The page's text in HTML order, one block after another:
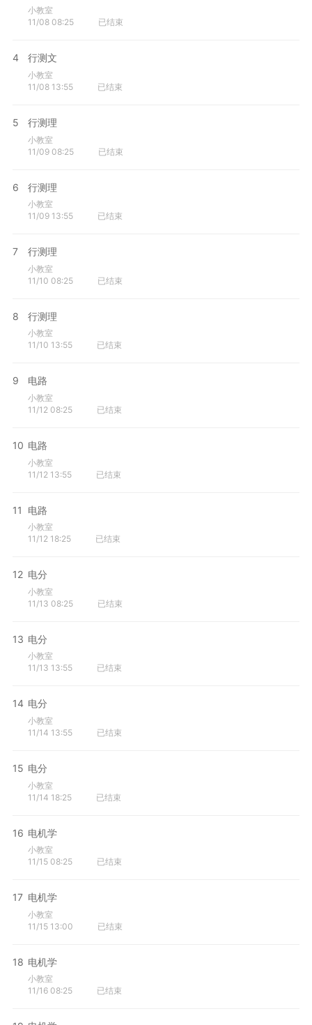
小教室
11/08 08:25
已结束
4 行测文
小教室
11/08 13:55
已结束
5 行测理
小教室
11/09 08:25
已结束
6 行测理
小教室
11/09 13:55
已结束
7 行测理
小教室
11/10 08:25
已结束
8 行测理
小教室
11/10 13:55
已结束
9 电路
小教室
11/12 08:25
已结束
10 电路
小教室
11/12 13:55
已结束
11 电路
小教室
11/12 18:25
已结束
12 电分
小教室
11/13 08:25
已结束
13 电分
小教室
11/13 13:55
已结束
14 电分
小教室
11/14 13:55
已结束
15 电分
小教室
11/14 18:25
已结束
16 电机学
小教室
11/15 08:25
已结束
17 电机学
小教室
11/15 13:00
已结束
18 电机学
小教室
11/16 08:25
已结束